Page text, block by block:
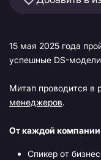
15 мая 2025 года
успешные DS-
Митап проводится в
менеджеров.
От каждой компании
Спикер от